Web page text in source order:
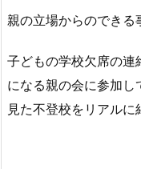
親の立場からのできる
子どもの学校欠席の連
になる親の会に参加し
見た不登校をリアルに